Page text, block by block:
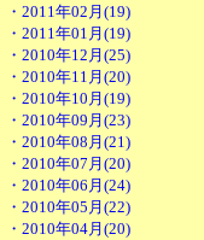
・2011年02月(19)
・2011年01月(19)
・2010年12月(25)
・2010年11月(20)
・2010年10月(19)
・2010年09月(23)
・2010年08月(21)
・2010年07月(20)
・2010年06月(24)
・2010年05月(22)
・2010年04月(20)